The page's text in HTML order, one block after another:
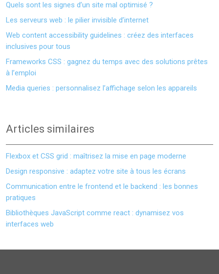
Quels sont les signes d’un site mal optimisé ?
Les serveurs web : le pilier invisible d’internet
Web content accessibility guidelines : créez des interfaces
inclusives pour tous
Frameworks CSS : gagnez du temps avec des solutions prêtes
à l’emploi
Media queries : personnalisez l’affichage selon les appareils
Articles similaires
Flexbox et CSS grid : maîtrisez la mise en page moderne
Design responsive : adaptez votre site à tous les écrans
Communication entre le frontend et le backend : les bonnes
pratiques
Bibliothèques JavaScript comme react : dynamisez vos
interfaces web